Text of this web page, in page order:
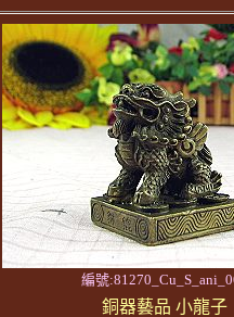
編號
銅器藝品 小龍子